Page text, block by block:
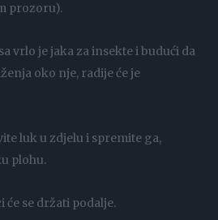
prozoru).
vrlo je jaka za insekte i budući da
oko nje, radije će je
luk u zdjelu i spremite ga,
plohu.
će se držati podalje.